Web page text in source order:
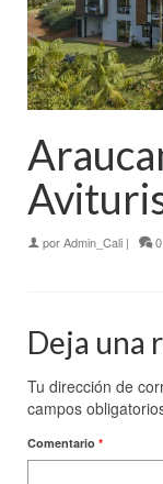
porAdmin_Cali | 0
Deja una
Tu dirección de
campos
Comentario *